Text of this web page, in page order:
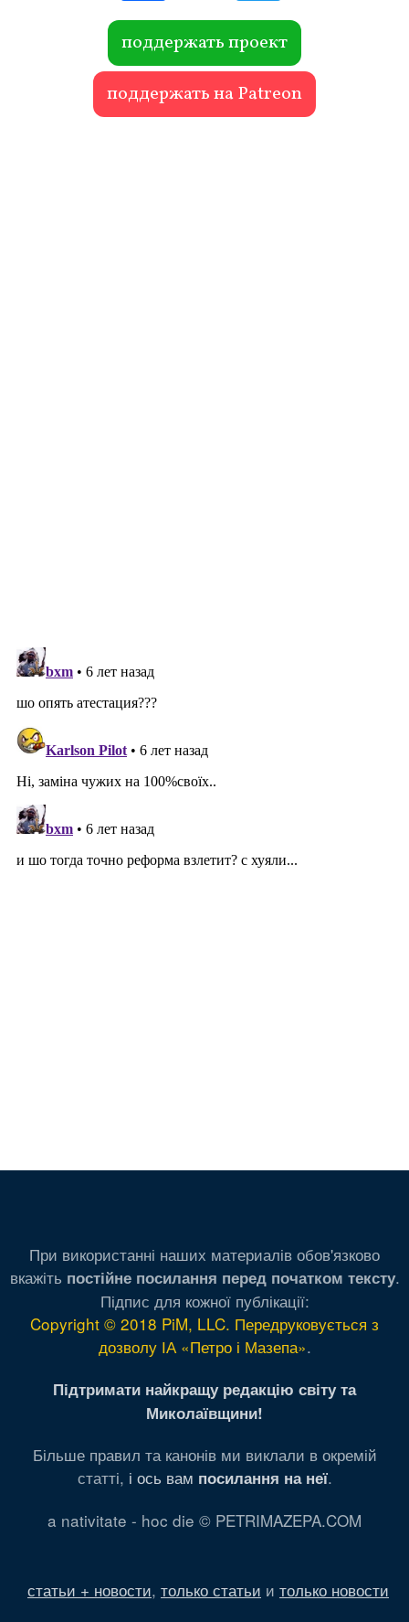
ok r
поддержать проект
поддержать на Patreon
При використанні наших материалів обов'язково
вкажіть постійне посилання перед початком тексту.
Підпис для кожної публікації:
Copyright © 2018 PiM, LLC. Передруковується з
дозволу ІА «Петро і Мазепа».
Підтримати найкращу редакцію світу та
Миколаївщини!
Більше правил та канонів ми виклали в окремій
статті, і ось вам посилання на неї.
a nativitate - hoc die © PETRIMAZEPA.COM
статьи + новости, только статьи и только новости